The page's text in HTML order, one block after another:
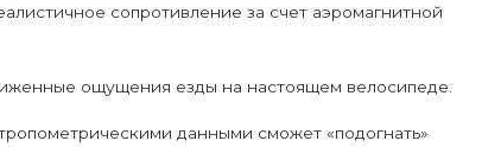
сопротивление за счет аэромагнитной
ощущения езды на настоящем велосипеде.
данными сможет «подогнать»